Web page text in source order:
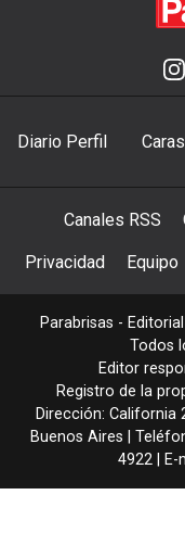
Diario Perfil Caras
Canales RSS
Privacidad Equipo
Parabrisas -
Todos
Editor
Registro de la
Dirección: California
Buenos Aires |
4922 |